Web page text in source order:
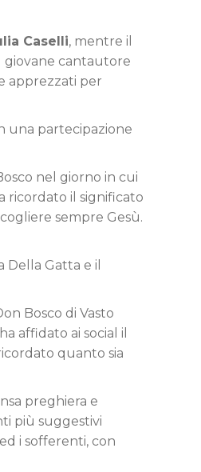
Caselli, mentre il
giovane cantautore
apprezzati per
una partecipazione
nel giorno in cui
ricordato il significato
sempre Gesù.
Della Gatta e il
Bosco di Vasto
affidato ai social il
quanto sia
preghiera e
più suggestivi
i sofferenti, con